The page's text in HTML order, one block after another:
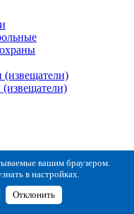
вашим браузером.
в настройках.
Отклонить